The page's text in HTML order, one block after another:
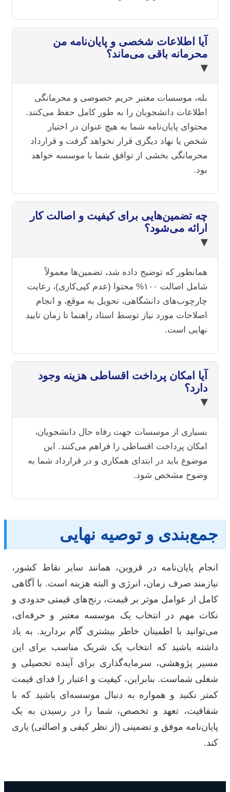
آیا اطلاعات شخصی و پایان‌نامه من
محرمانه باقی می‌ماند؟
▾
بله، موسسات معتبر حریم خصوصی و محرمانگی
اطلاعات دانشجویان را به طور کامل حفظ می‌کنند.
محتوای پایان‌نامه شما به هیچ عنوان در اختیار
شخص یا نهاد دیگری قرار نخواهد گرفت و قرارداد
محرمانگی بخشی از توافق شما با موسسه خواهد
بود.
چه تضمین‌هایی برای کیفیت و اصالت کار
ارائه می‌شود؟
▾
همانطور که توضیح داده شد، تضمین‌ها معمولاً
شامل اصالت ۱۰۰% محتوا (عدم کپی‌کاری)، رعایت
چارچوب‌های دانشگاهی، تحویل به موقع، و انجام
اصلاحات مورد نیاز توسط استاد راهنما تا زمان تایید
نهایی است.
آیا امکان پرداخت اقساطی هزینه وجود
دارد؟
▾
بسیاری از موسسات جهت رفاه حال دانشجویان،
امکان پرداخت اقساطی را فراهم می‌کنند. این
موضوع باید در ابتدای همکاری و در قرارداد شما به
وضوح مشخص شود.
جمع‌بندی و توصیه نهایی
انجام پایان‌نامه در قزوین، همانند سایر نقاط کشور،
نیازمند صرف زمان، انرژی و البته هزینه است. با آگاهی
کامل از عوامل موثر بر قیمت، رنج‌های قیمتی حدودی و
نکات مهم در انتخاب یک موسسه معتبر و حرفه‌ای،
می‌توانید با اطمینان خاطر بیشتری گام بردارید. به یاد
داشته باشید که انتخاب یک شریک مناسب برای این
مسیر پژوهشی، سرمایه‌گذاری برای آینده تحصیلی و
شغلی شماست. بنابراین، کیفیت و اعتبار را فدای قیمت
کمتر نکنید و همواره به دنبال موسسه‌ای باشید که با
شفافیت، تعهد و تخصص، شما را در رسیدن به یک
پایان‌نامه موفق و تضمینی (از نظر کیفی و اصالتی) یاری
کند.